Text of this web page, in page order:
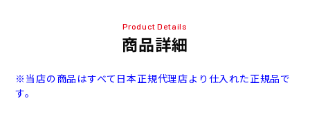
Product Details
商品詳細
※当店の商品はすべて日本正規代理店より仕入れた正規品で
す。